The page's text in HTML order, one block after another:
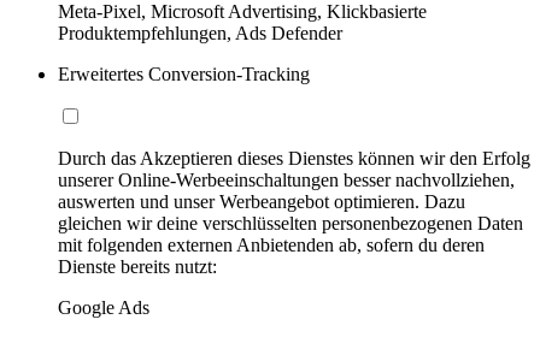
Meta-Pixel, Microsoft Advertising, Klickbasierte
Produktempfehlungen, Ads Defender
Erweitertes Conversion-Tracking
Durch das Akzeptieren dieses Dienstes können wir den Erfolg
unserer Online-Werbeeinschaltungen besser nachvollziehen,
auswerten und unser Werbeangebot optimieren. Dazu
gleichen wir deine verschlüsselten personenbezogenen Daten
mit folgenden externen Anbietenden ab, sofern du deren
Dienste bereits nutzt:
Google Ads